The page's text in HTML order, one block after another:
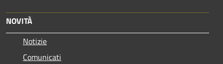
NOVITÀ
Notizie
Comunicati